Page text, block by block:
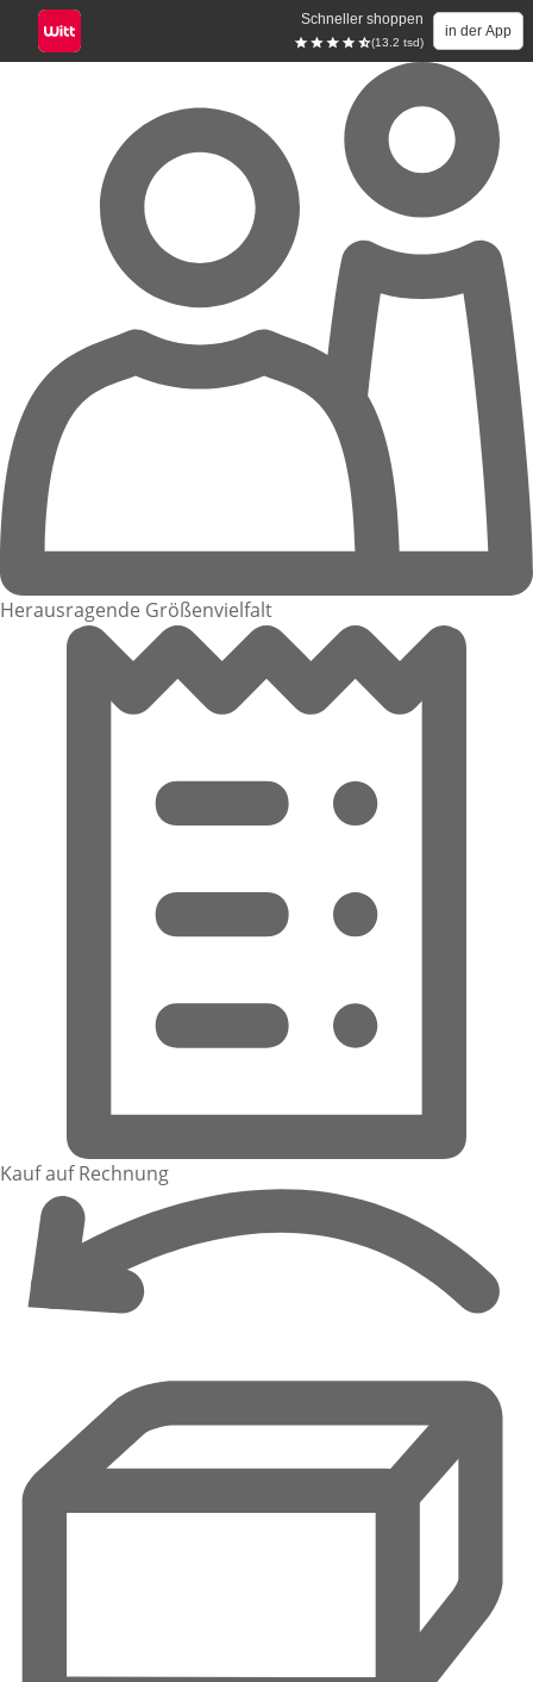
Schneller shoppen
(13.2 tsd)
in der App
Herausragende Größenvielfalt
Kauf auf Rechnung